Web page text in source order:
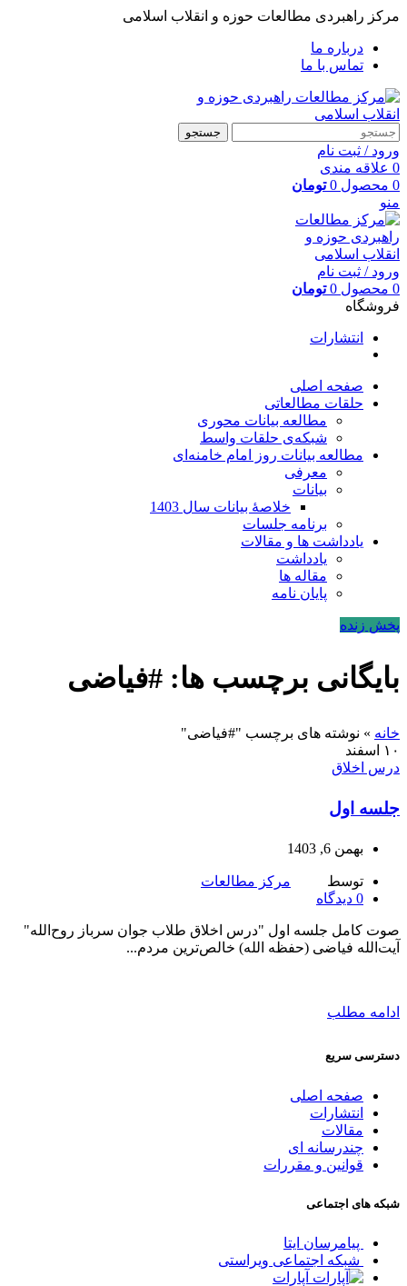
مرکز راهبردی مطالعات حوزه و انقلاب اسلامی
درباره ما
تماس با ما
جستجو
ورود / ثبت نام
0 علاقه مندی
0 محصول 0 تومان
منو
ورود / ثبت نام
0 محصول 0 تومان
فروشگاه
انتشارات
صفحه اصلی
حلقات مطالعاتی
مطالعه بیانات محوری
شبکه‌ی حلقات واسط
مطالعه بیانات روز امام خامنه‌ای
معرفی
بیانات
خلاصۀ بیانات سال 1403
برنامه جلسات
یادداشت ها و مقالات
یادداشت
مقاله ها
پایان نامه
پخش زنده
بایگانی برچسب ها: #فیاضی
خانه » نوشته های برچسب "#فیاضی"
۱۰
اسفند
درس اخلاق
جلسه اول
بهمن 6, 1403
توسط
مرکز مطالعات
0 دیدگاه
صوت کامل جلسه اول "درس اخلاق طلاب جوان سرباز روح‌الله"
آیت‌الله فیاضی (حفظه الله) خالص‌ترین مردم...
ادامه مطلب
دسترسی سریع
صفحه اصلی
انتشارات
مقالات
چندرسانه ای
قوانین و مقررات
شبکه های اجتماعی
پیامرسان ایتا
شبکه اجتماعی ویراستی
آپارات